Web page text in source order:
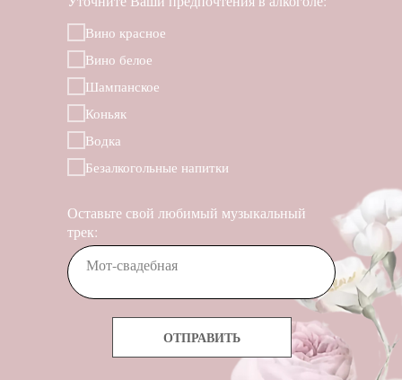
Вино красное
Вино белое
Шампанское
Коньяк
Водка
Безалкогольные напитки
Оставьте свой любимый музыкальный
трек:
ОТПРАВИТЬ